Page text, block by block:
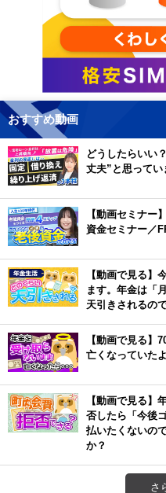
おすすめ動画
どうしたらいい
丈夫”と思ってい
【動画セミナー
資金セミナー／
【動画で見る】
ます。年金は「
天引きされるの
【動画で見る】
亡くなっていた
【動画で見る】
否したら「今後
払いたくないの
か？
さ